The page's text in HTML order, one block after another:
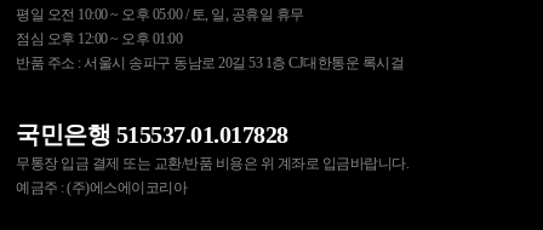
평일 오전 10:00 ~ 오후 05:00 / 토, 일, 공휴일 휴무
점심 오후 12:00 ~ 오후 01:00
반품 주소 : 서울시 송파구 동남로 20길 53 1층 CJ대한통운 록시걸
국민은행 515537.01.017828
무통장 입금 결제 또는 교환/반품 비용은 위 계좌로 입금바랍니다.
예금주 : (주)에스에이코리아